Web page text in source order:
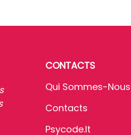
CONTACTS
Qui Sommes-
Contacts
Psycode.it